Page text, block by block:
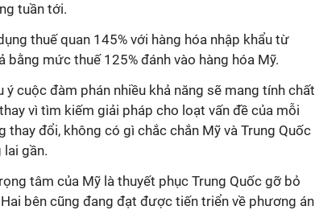
tuần tới.
thuế quan 145% với hàng hóa nhập khẩu từ
bằng mức thuế 125% đánh vào hàng hóa Mỹ.
ý cuộc đàm phán nhiều khả năng sẽ mang tính chất
vì tìm kiếm giải pháp cho loạt vấn đề của mỗi
thay đổi, không có gì chắc chắn Mỹ và Trung Quốc
gần.
tâm của Mỹ là thuyết phục Trung Quốc gỡ bỏ
bên cũng đang đạt được tiến triển về phương án